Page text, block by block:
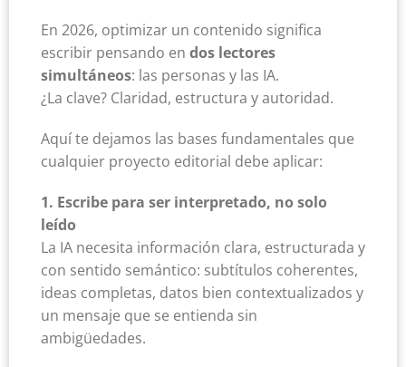
En 2026, optimizar un contenido significa
escribir pensando en dos lectores
simultáneos: las personas y las IA.
¿La clave? Claridad, estructura y autoridad.
Aquí te dejamos las bases fundamentales que
cualquier proyecto editorial debe aplicar:
1. Escribe para ser interpretado, no solo
leído
La IA necesita información clara, estructurada y
con sentido semántico: subtítulos coherentes,
ideas completas, datos bien contextualizados y
un mensaje que se entienda sin
ambigüedades.